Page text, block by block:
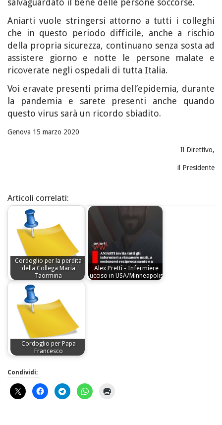
Aniarti vuole stringersi attorno a tutti i colleghi
che in questo periodo difficile, anche a rischio
della propria sicurezza, continuano senza sosta ad
assistere giorno e notte le persone malate e
ricoverate negli ospedali di tutta Italia.
Voi eravate presenti prima dell’epidemia, durante
la pandemia e sarete presenti anche quando
questo virus sarà un ricordo sbiadito.
Genova 15 marzo 2020
Il Direttivo,
il Presidente
Articoli correlati:
Cordoglio per la perdita
della Collega Maria
Taormina
Alex Pretti - Infermiere
ucciso in USA/Minneapolis
Cordoglio per Papa
Francesco
Condividi: